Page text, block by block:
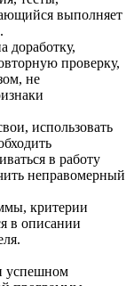
выполняет
доработку,
проверку,
не
использовать
в работу
неправомерный
критерии
в описании
успешном